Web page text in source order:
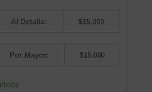
Al Detalle: $15.000
Por Mayor: $15.000